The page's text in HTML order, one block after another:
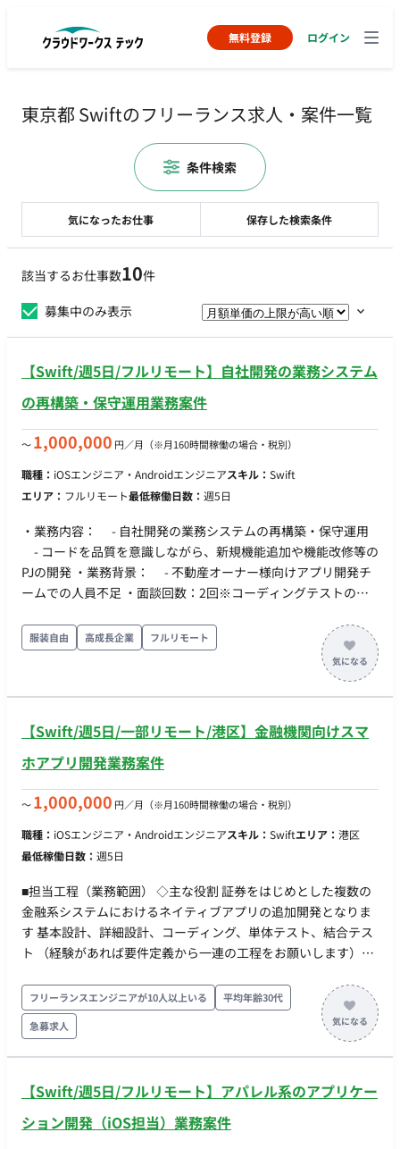
無料登録 ログイン
東京都 Swiftのフリーランス求人・案件一覧
該当するお仕事数10件
募集中のみ表示
【Swift/週5日/フルリモート】自社開発の業務システム
の再構築・保守運用業務案件
〜1,000,000 円／月 （※月160時間稼働の場合・税別）
職種： iOSエンジニア・Androidエンジニアスキル： Swift
エリア： フルリモート最低稼働日数： 週5日
・業務内容： - 自社開発の業務システムの再構築・保守運用
- コードを品質を意識しながら、新規機能追加や機能改修等の
PJの開発 ・業務背景： - 不動産オーナー様向けアプリ開発チ
ームでの人員不足 ・面談回数：2回※コーディングテストの説
服装自由 高成長企業 フルリモート
【Swift/週5日/一部リモート/港区】金融機関向けスマ
ホアプリ開発業務案件
〜1,000,000 円／月 （※月160時間稼働の場合・税別）
職種： iOSエンジニア・Androidエンジニアスキル： Swiftエリア： 港区
最低稼働日数： 週5日
■担当工程（業務範囲） ◇主な役割 証券をはじめとした複数の
金融系システムにおけるネイティブアプリの追加開発となりま
す 基本設計、詳細設計、コーディング、単体テスト、結合テス
ト （経験があれば要件定義から一連の工程をお願いします）
9:00-18:00 （東京都港区） リモートは週2日まで検討可能
フリーランスエンジニアが10人以上いる
平均年齢30代
急募求人
【Swift/週5日/フルリモート】アパレル系のアプリケー
ション開発（iOS担当）業務案件
気になったお仕事 保存した検索条件
条件検索